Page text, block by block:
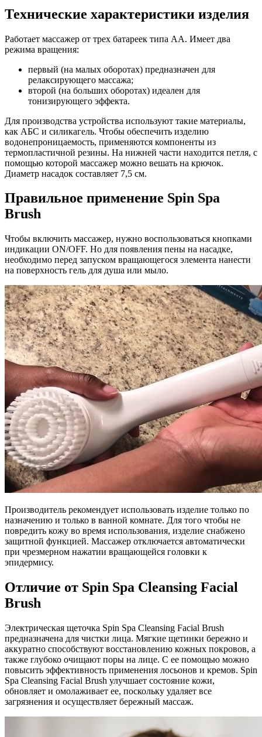
Технические характеристики изделия
Работает массажер от трех батареек типа АА. Имеет два
режима вращения:
первый (на малых оборотах) предназначен для
релаксирующего массажа;
второй (на больших оборотах) идеален для
тонизирующего эффекта.
Для производства устройства используют такие материалы,
как АБС и силикагель. Чтобы обеспечить изделию
водонепроницаемость, применяются компоненты из
термопластичной резины. На нижней части находится петля, с
помощью которой массажер можно вешать на крючок.
Диаметр насадок составляет 7,5 см.
Правильное применение Spin Spa
Brush
Чтобы включить массажер, нужно воспользоваться кнопками
индикации ON/OFF. Но для появления пены на насадке,
необходимо перед запуском вращающегося элемента нанести
на поверхность гель для душа или мыло.
Производитель рекомендует использовать изделие только по
назначению и только в ванной комнате. Для того чтобы не
повредить кожу во время использования, изделие снабжено
защитной функцией. Массажер отключается автоматически
при чрезмерном нажатии вращающейся головки к
эпидермису.
Отличие от Spin Spa Cleansing Facial
Brush
Электрическая щеточка Spin Spa Cleansing Facial Brush
предназначена для чистки лица. Мягкие щетинки бережно и
аккуратно способствуют восстановлению кожных покровов, а
также глубоко очищают поры на лице. С ее помощью можно
повысить эффективность применения лосьонов и кремов. Spin
Spa Cleansing Facial Brush улучшает состояние кожи,
обновляет и омолаживает ее, поскольку удаляет все
загрязнения и осуществляет бережный массаж.